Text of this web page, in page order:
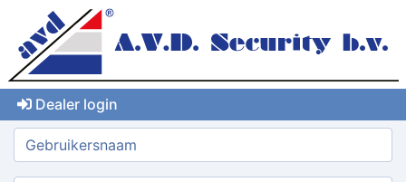
Dealer login
Gebruikersnaam: